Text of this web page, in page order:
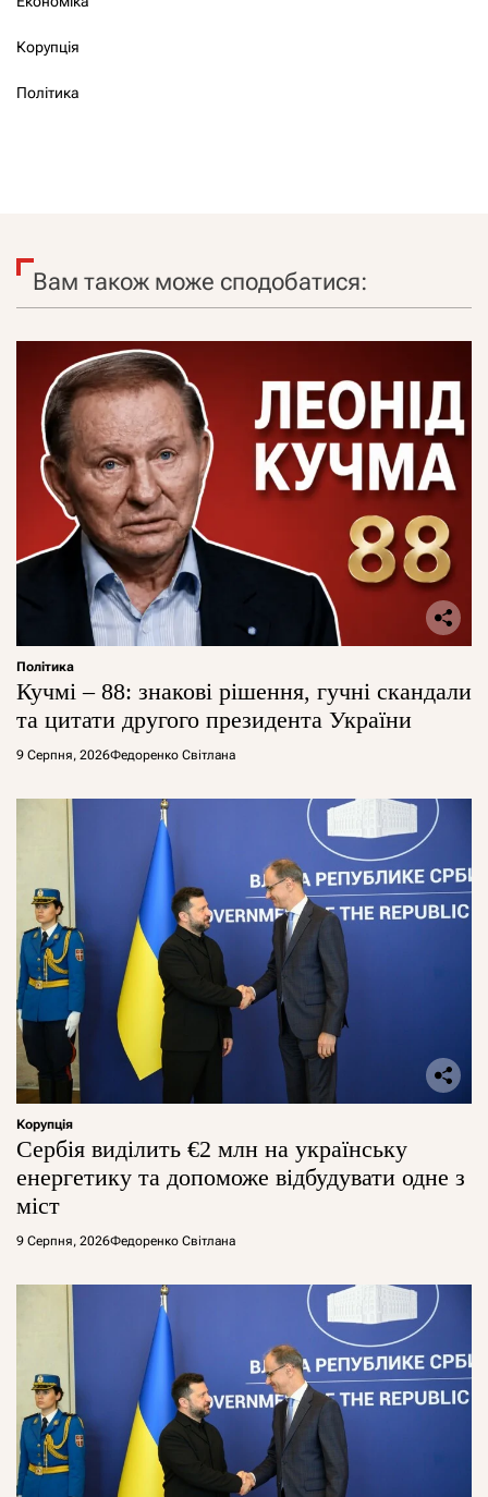
Корупція
Політика
Вам також може сподобатися:
Політика
Кучмі – 88: знакові рішення, гучні скандали
та цитати другого президента України
9 Серпня, 2026Федоренко Світлана
Корупція
Сербія виділить €2 млн на українську
енергетику та допоможе відбудувати одне з
міст
9 Серпня, 2026Федоренко Світлана